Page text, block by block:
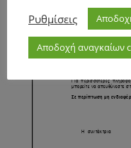
Ρυθμίσεις
Αποδοχή αναγκαίων